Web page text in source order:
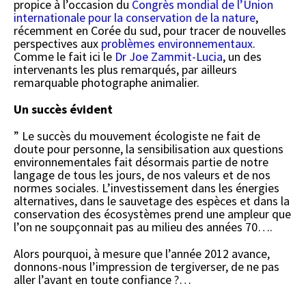
propice à l’occasion du Congrès mondial de l’Union
internationale pour la conservation de la nature,
récemment en Corée du sud, pour tracer de nouvelles
perspectives aux problèmes environnementaux.
Comme le fait ici le Dr Joe Zammit-Lucia, un des
intervenants les plus remarqués, par ailleurs
remarquable photographe animalier.
Un succès évident
” Le succès du mouvement écologiste ne fait de
doute pour personne, la sensibilisation aux questions
environnementales fait désormais partie de notre
langage de tous les jours, de nos valeurs et de nos
normes sociales. L’investissement dans les énergies
alternatives, dans le sauvetage des espèces et dans la
conservation des écosystèmes prend une ampleur que
l’on ne soupçonnait pas au milieu des années 70….
Alors pourquoi, à mesure que l’année 2012 avance,
donnons-nous l’impression de tergiverser, de ne pas
aller l’avant en toute confiance ?…